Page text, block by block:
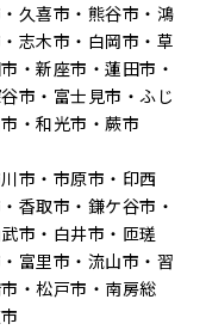
久喜市・熊谷市・鴻
志木市・白岡市・草
・新座市・蓮田市・
市・富士見市・ふじ
・和光市・蕨市
市・市原市・印西
香取市・鎌ケ谷市・
市・白井市・匝瑳
富里市・流山市・習
・松戸市・南房総